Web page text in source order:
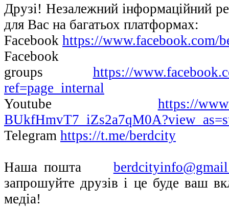
Друзі! Незалежний інформаційний
для Вас на багатьох платформах:
Facebook https://www.facebook.com/
Facebook
groups https://
ref=page_internal
Youtube https://
Telegram https://t.me/berdcity
Наша пошта
запрошуйте друзів і це буде ваш
медіа!